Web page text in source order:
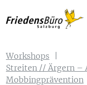
Workshops
Streiten // Ärgern –
Mobbingprävention